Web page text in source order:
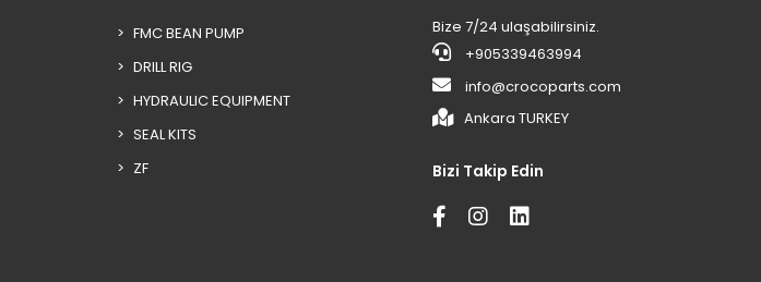
FMC BEAN PUMP
DRILL RIG
HYDRAULIC EQUIPMENT
SEAL KITS
ZF
Bize 7/24 ulaşabilirsiniz.
+905339463994
info@crocoparts.com
Ankara TURKEY
Bizi Takip Edin